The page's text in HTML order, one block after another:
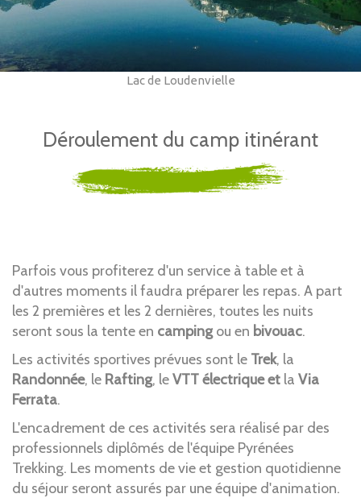
Lac de Loudenvielle
Déroulement du camp itinérant
Parfois vous profiterez d'un service à table et à
d'autres moments il faudra préparer les repas. A part
les 2 premières et les 2 dernières, toutes les nuits
seront sous la tente en camping ou en bivouac.
Les activités sportives prévues sont le Trek, la
Randonnée, le Rafting, leVTT électrique et la Via
Ferrata.
L'encadrement de ces activités sera réalisé par des
professionnels diplômés de l'équipe Pyrénées
Trekking. Les moments de vie et gestion quotidienne
du séjour seront assurés par une équipe d'animation.